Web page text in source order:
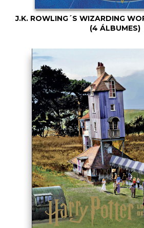
J.K. ROWLING´S WIZARDING
(4 ÁLBUMES)